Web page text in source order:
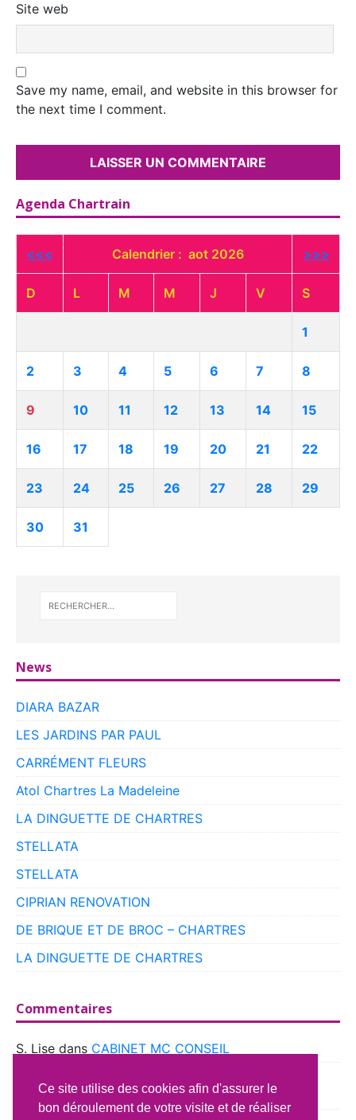
Site web
Save my name, email, and website in this browser for
the next time I comment.
Agenda Chartrain
<<< Calendrier : aot 2026 >>>
D L M M J V S
1
2 3 4 5 6 7 8
9 10 11 12 13 14 15
16 17 18 19 20 21 22
23 24 25 26 27 28 29
30 31
News
DIARA BAZAR
LES JARDINS PAR PAUL
CARRÉMENT FLEURS
Atol Chartres La Madeleine
LA DINGUETTE DE CHARTRES
STELLATA
STELLATA
CIPRIAN RENOVATION
DE BRIQUE ET DE BROC – CHARTRES
LA DINGUETTE DE CHARTRES
Commentaires
S. Lise dans CABINET MC CONSEIL
BEAUCE
Ce site utilise des cookies afin d'assurer le
bon déroulement de votre visite et de réaliser